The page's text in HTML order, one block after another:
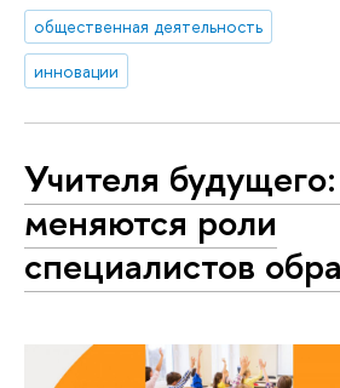
общественная деятельность
инновации
Учителя
меняются роли
специалистов